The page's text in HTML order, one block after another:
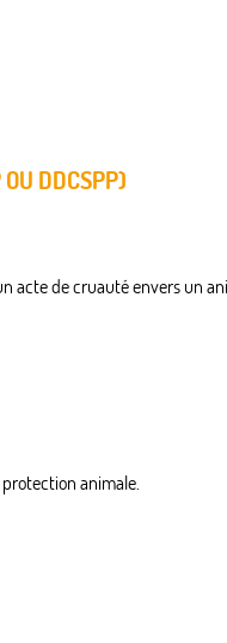
DDCSPP)
acte de cruauté envers un
animale.